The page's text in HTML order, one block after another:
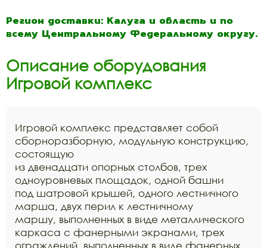
Регион доставки: Калуга и область и по
всему Центральному Федеральному округу.
Описание оборудования
Игровой комплекс
Игровой комплекс представляет собой
сборноразборную, модульную конструкцию,
состоящую
из двенадцати опорных столбов, трех
одноуровневых площадок, одной башни
под шатровой крышей, одного лестничного
марша, двух перил к лестничному
маршу, выполненных в виде металлического
каркаса с фанерными экранами, трех
ограждений, выполненных в виде фанерных